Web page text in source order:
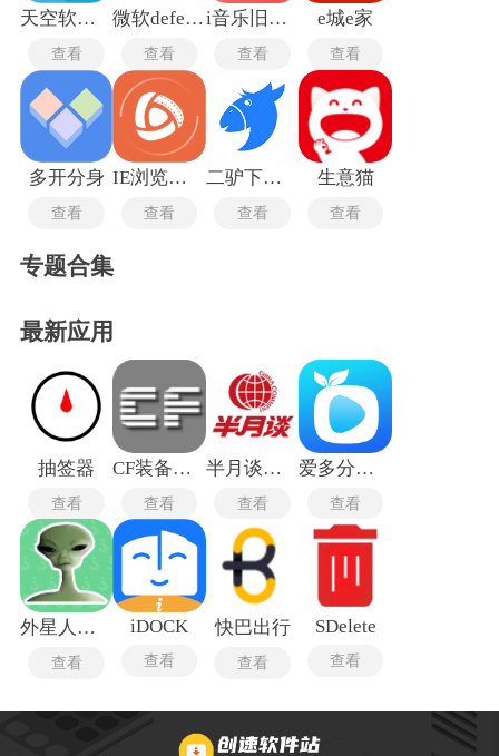
天空软件园
查看
微软defender
查看
i音乐旧版本
查看
e城e家
查看
多开分身
查看
IE浏览器手机版
查看
二驴下载完整版
查看
生意猫
查看
专题合集
最新应用
抽签器
查看
CF装备助手手机版
查看
半月谈旧版本
查看
爱多分学生版
查看
外星人语音盒
查看
iDOCK
查看
快巴出行
查看
SDelete
查看